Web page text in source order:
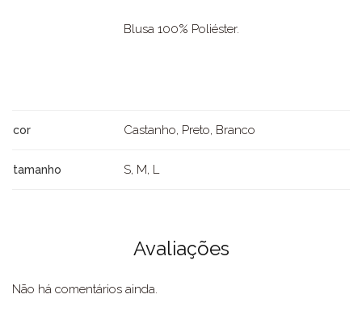
Blusa 100% Poliéster.
cor Castanho, Preto, Branco
tamanho S, M, L
Avaliações
Não há comentários ainda.